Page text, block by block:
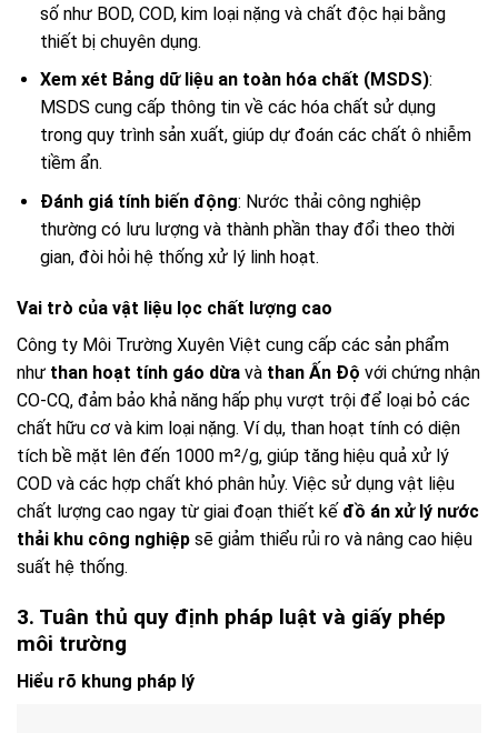
số như BOD, COD, kim loại nặng và chất độc hại bằng
thiết bị chuyên dụng.
Xem xét Bảng dữ liệu an toàn hóa chất (MSDS):
MSDS cung cấp thông tin về các hóa chất sử dụng
trong quy trình sản xuất, giúp dự đoán các chất ô nhiễm
tiềm ẩn.
Đánh giá tính biến động: Nước thải công nghiệp
thường có lưu lượng và thành phần thay đổi theo thời
gian, đòi hỏi hệ thống xử lý linh hoạt.
Vai trò của vật liệu lọc chất lượng cao
Công ty Môi Trường Xuyên Việt cung cấp các sản phẩm
như than hoạt tính gáo dừa và than Ấn Độ với chứng nhận
CO-CQ, đảm bảo khả năng hấp phụ vượt trội để loại bỏ các
chất hữu cơ và kim loại nặng. Ví dụ, than hoạt tính có diện
tích bề mặt lên đến 1000 m²/g, giúp tăng hiệu quả xử lý
COD và các hợp chất khó phân hủy. Việc sử dụng vật liệu
chất lượng cao ngay từ giai đoạn thiết kế đồ án xử lý nước
thải khu công nghiệp sẽ giảm thiểu rủi ro và nâng cao hiệu
suất hệ thống.
3. Tuân thủ quy định pháp luật và giấy phép
môi trường
Hiểu rõ khung pháp lý